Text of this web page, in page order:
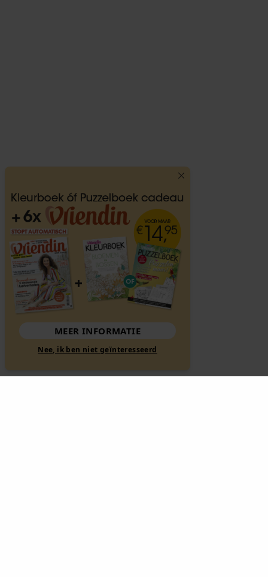
MEER INFORMATIE
Nee, ik ben niet geïnteresseerd